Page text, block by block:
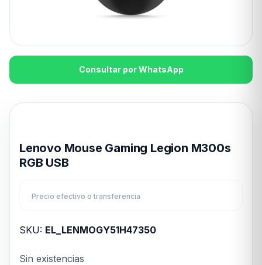
Consultar por WhatsApp
Lenovo Mouse Gaming Legion M300s
RGB USB
Precio efectivo o transferencia
SKU: EL_LENMOGY51H47350
Sin existencias